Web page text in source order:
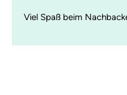
Viel Spaß beim